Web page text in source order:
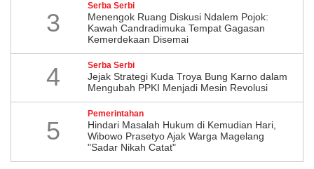
3
Serba Serbi
Menengok Ruang Diskusi Ndalem Pojok:
Kawah Candradimuka Tempat Gagasan
Kemerdekaan Disemai
4 Serba Serbi
Jejak Strategi Kuda Troya Bung Karno dalam
Mengubah PPKI Menjadi Mesin Revolusi
5
Pemerintahan
Hindari Masalah Hukum di Kemudian Hari,
Wibowo Prasetyo Ajak Warga Magelang
"Sadar Nikah Catat"